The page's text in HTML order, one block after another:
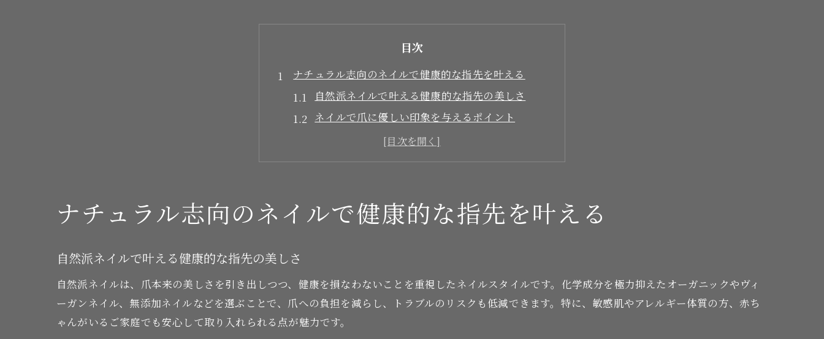
目次
ナチュラル志向のネイルで健康的な指先を叶える
自然派ネイルで叶える健康的な指先の美しさ
ネイルで爪に優しい印象を与えるポイント
男ウケするナチュラルネイルの具体例と工夫
爪に優しいマニキュア選びのコツと注意点
爪に優しい自然派ネイルの選び方とは
爪に優しいネイルを選ぶ際の基準と注意点
爪に負担をかけないネイルアイテムの見極め方
ドラッグストアで手に入る爪に優しいネイル
オーガニックネイルが与える安心の理由
ナチュラル志向のネイルで健康的な指先を叶える
自然派ネイルで叶える健康的な指先の美しさ
自然派ネイルは、爪本来の美しさを引き出しつつ、健康を損なわないことを重視したネイルスタイルです。化学成分を極力抑えたオーガニックやヴィ
ーガンネイル、無添加ネイルなどを選ぶことで、爪への負担を減らし、トラブルのリスクも低減できます。特に、敏感肌やアレルギー体質の方、赤ち
ゃんがいるご家庭でも安心して取り入れられる点が魅力です。